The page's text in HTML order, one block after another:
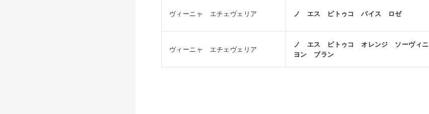
ヴィーニャ エチェヴェリア ノ エス ピトゥコ パイス ロゼ
ヴィーニャ エチェヴェリア
ノ エス ピトゥコ オレンジ ソーヴィニ
ヨン ブラン